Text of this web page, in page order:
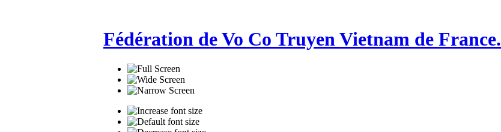
Fédération de Vo Co Truyen Vietnam de France.